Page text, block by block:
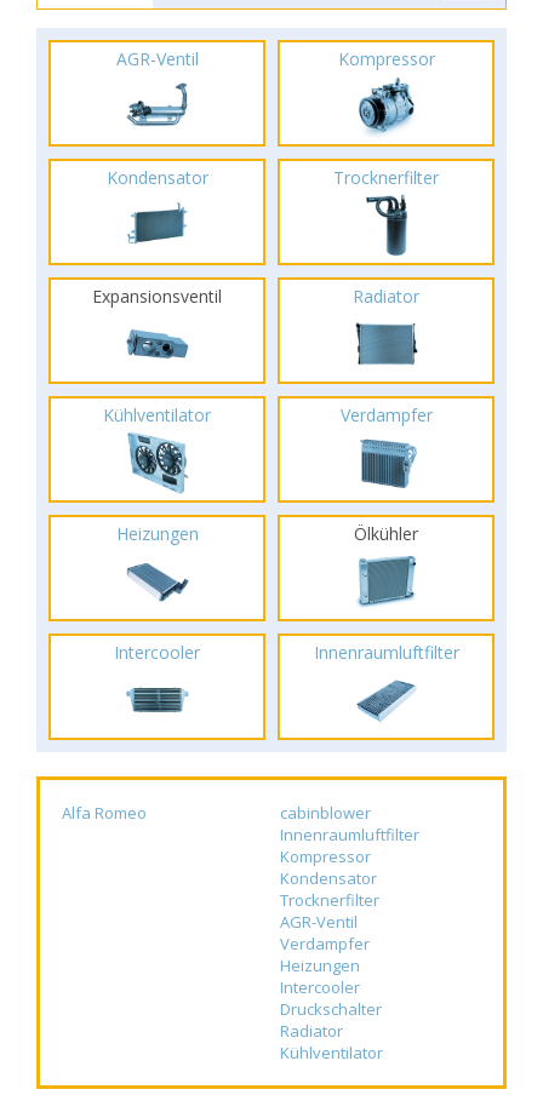
AGR-Ventil Kompressor
Kondensator Trocknerfilter
Expansionsventil Radiator
Kühlventilator Verdampfer
Heizungen Ölkühler
Intercooler Innenraumluftfilter
Alfa Romeo
cabinblower
Innenraumluftfilter
Kompressor
Kondensator
Trocknerfilter
AGR-Ventil
Verdampfer
Heizungen
Intercooler
Druckschalter
Radiator
Kühlventilator